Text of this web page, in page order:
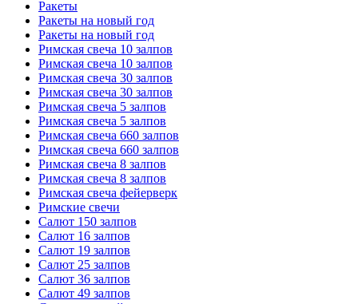
Ракеты
Ракеты на новый год
Ракеты на новый год
Римская свеча 10 залпов
Римская свеча 10 залпов
Римская свеча 30 залпов
Римская свеча 30 залпов
Римская свеча 5 залпов
Римская свеча 5 залпов
Римская свеча 660 залпов
Римская свеча 660 залпов
Римская свеча 8 залпов
Римская свеча 8 залпов
Римская свеча фейерверк
Римские свечи
Салют 150 залпов
Салют 16 залпов
Салют 19 залпов
Салют 25 залпов
Салют 36 залпов
Салют 49 залпов